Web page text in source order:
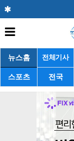
뉴스홈 전체기사
스포츠 전국